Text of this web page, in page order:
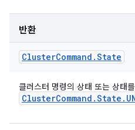
반환
ClusterCommand .State
클러스터 명령의 상태 또는 상태
ClusterCommand .State .